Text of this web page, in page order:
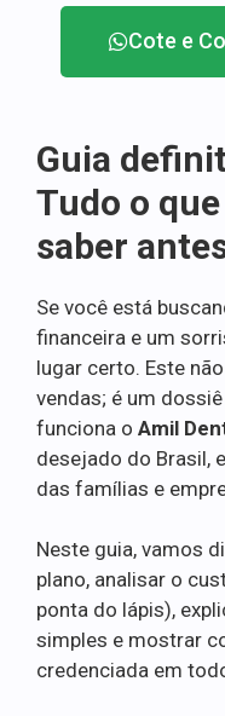
Cote e
Guia
Tudo o
saber
Se você está
financeira e um
lugar certo. Este
vendas; é um
funciona o Amil
desejado do Brasil,
das famílias e
Neste guia, vamos
plano, analisar o
ponta do lápis),
simples e mostrar
credenciada em